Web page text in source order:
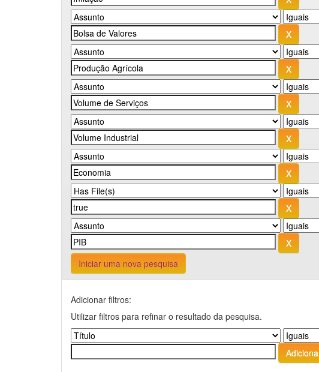
Iniciar uma nova pesquisa
Adicionar filtros:
Utilizar filtros para refinar o resultado da pesquisa.